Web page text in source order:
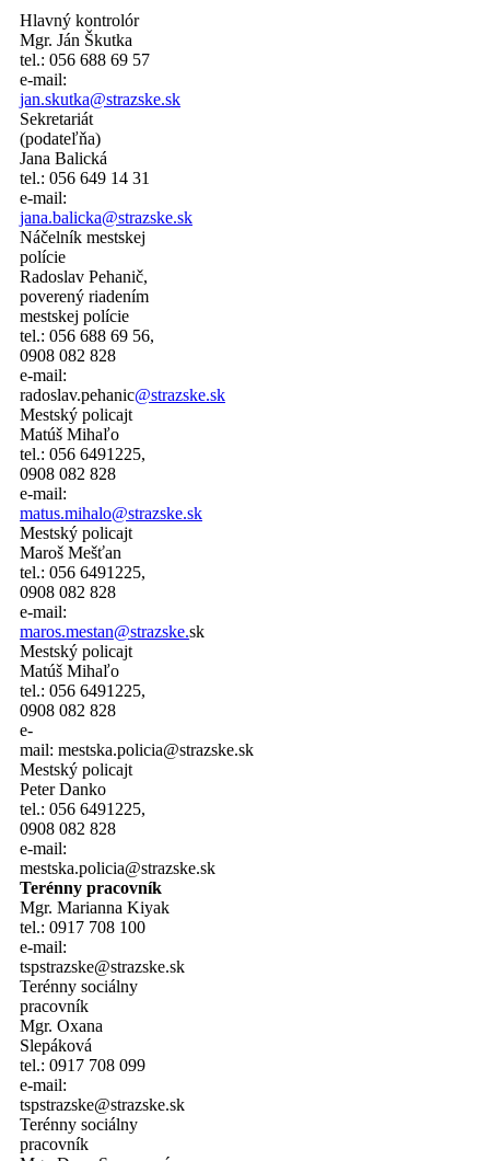
Hlavný kontrolór
Mgr. Ján Škutka
tel.: 056 688 69 57
e-mail:
jan.skutka@strazske.sk
Sekretariát
(podateľňa)
Jana Balická
tel.: 056 649 14 31
e-mail:
jana.balicka@strazske.sk
Náčelník mestskej
polície
Radoslav Pehanič,
poverený riadením
mestskej polície
tel.: 056 688 69 56,
0908 082 828
e-mail:
radoslav.pehanic@strazske.sk
Mestský policajt
Matúš Mihaľo
tel.: 056 6491225,
0908 082 828
e-mail:
matus.mihalo@strazske.sk
Mestský policajt
Maroš Mešťan
tel.: 056 6491225,
0908 082 828
e-mail:
maros.mestan@strazske.sk
Mestský policajt
Matúš Mihaľo
tel.: 056 6491225,
0908 082 828
e-
mail: mestska.policia@strazske.sk
Mestský policajt
Peter Danko
tel.: 056 6491225,
0908 082 828
e-mail:
mestska.policia@strazske.sk
Terénny pracovník
Mgr. Marianna Kiyak
tel.: 0917 708 100
e-mail:
tspstrazske@strazske.sk
Terénny sociálny
pracovník
Mgr. Oxana
Slepáková
tel.: 0917 708 099
e-mail:
tspstrazske@strazske.sk
Terénny sociálny
pracovník